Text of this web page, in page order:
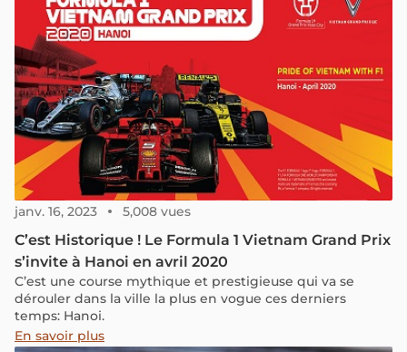
janv. 16, 2023 5,008 vues
C’est Historique ! Le Formula 1 Vietnam Grand Prix
s’invite à Hanoi en avril 2020
C’est une course mythique et prestigieuse qui va se
dérouler dans la ville la plus en vogue ces derniers
temps: Hanoi.
En savoir plus